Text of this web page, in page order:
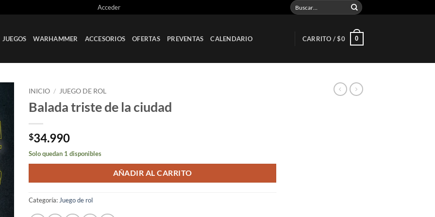
Acceder
Buscar
por:
JUEGOS WARHAMMER ACCESORIOS OFERTAS PREVENTAS CALENDARIO CARRITO /$0 0
INICIO / JUEGO DE ROL
Balada triste de la ciudad
$34.990
Solo quedan 1 disponibles
AÑADIR AL CARRITO
Categoría:Juego de rol